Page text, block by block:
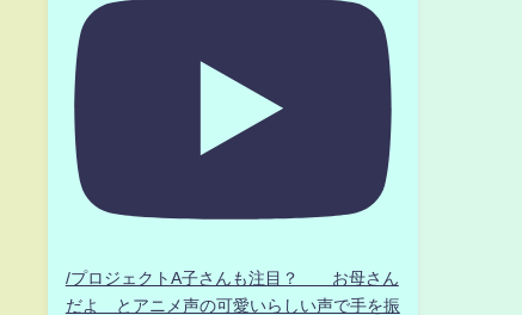
/プロジェクトA子さんも注目？ お母さん
だよ とアニメ声の可愛いらしい声で手を振